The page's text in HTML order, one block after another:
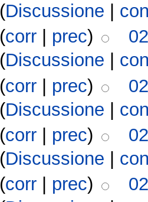
(Discussione
(corr prec)
(Discussione
(corr | prec)
(Discussione |
(corr prec)
(Discussione
(corr prec)